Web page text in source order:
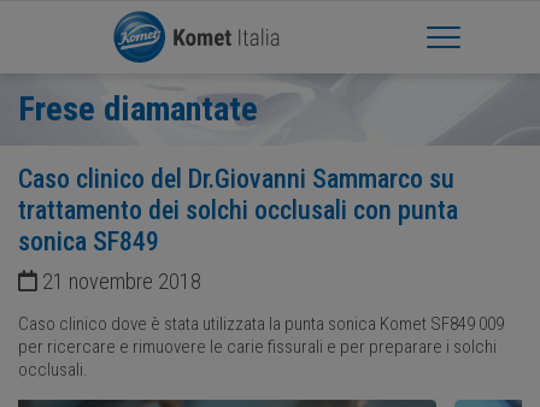
Apri Menu
Frese diamantate
Caso clinico del Dr.Giovanni Sammarco su
trattamento dei solchi occlusali con punta
sonica SF849
21 novembre 2018
Caso clinico dove è stata utilizzata la punta sonica Komet SF849 009
per ricercare e rimuovere le carie fissurali e per preparare i solchi
occlusali.